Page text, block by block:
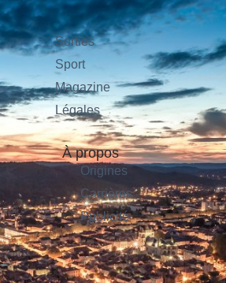
Sorties
Sport
Magazine
Légales
À propos
Origines
Carrières
Publicité